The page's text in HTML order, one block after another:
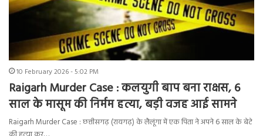
10 February 2026 - 5:02 PM
Raigarh Murder Case : कलयुगी बाप बना राक्षस, 6
साल के मासूम की निर्मम हत्या, बड़ी वजह आई सामने
Raigarh Murder Case : छत्तीसगढ़ (रायगढ़) के लैलूंगा में एक पिता ने अपने 6 साल के बेटे